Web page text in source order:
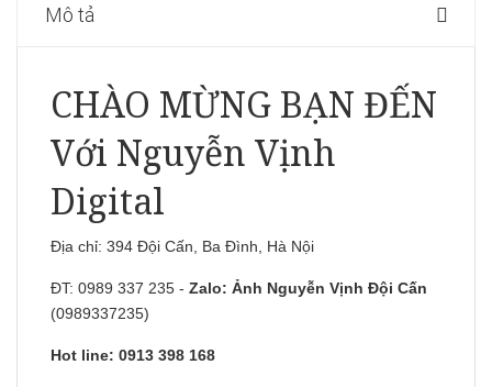
Mô tả
CHÀO MỪNG BẠN ĐẾN
Với Nguyễn Vịnh
Digital
Địa chỉ: 394 Đội Cấn, Ba Đình, Hà Nội
ĐT: 0989 337 235 - Zalo: Ảnh Nguyễn Vịnh Đội Cấn
(0989337235)
Hot line: 0913 398 168